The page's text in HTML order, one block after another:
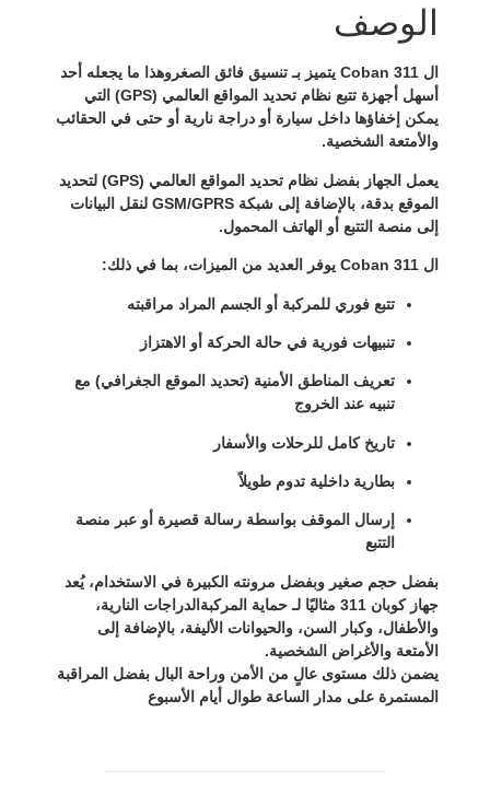
الوصف
ال Coban 311يتميز بـتنسيق فائق الصغر وهذا ما يجعله أحد
أسهل أجهزة تتبع نظام تحديد المواقع العالمي (GPS) التي
يمكن إخفاؤها داخل سيارة أو دراجة نارية أو حتى في الحقائب
والأمتعة الشخصية.
يعمل الجهاز بفضل نظام تحديد المواقع العالمي (GPS)
لتحديد
الموقع بدقة، بالإضافة إلى شبكة GSM/GPRS
لنقل البيانات
إلى منصة التتبع أو الهاتف المحمول.
ال Coban 311يوفر العديد من الميزات، بما في ذلك:
تتبع فوري للمركبة أو الجسم المراد مراقبته
تنبيهات فورية في حالة الحركة أو الاهتزاز
تعريف المناطق الأمنية (تحديد الموقع الجغرافي) مع
تنبيه عند الخروج
تاريخ كامل للرحلات والأسفار
بطارية داخلية تدوم طويلاً
إرسال الموقف بواسطة رسالة قصيرة أو عبر منصة
التتبع
بفضل حجم صغير وبفضل مرونته الكبيرة في الاستخدام، يُعد
جهاز كوبان 311 مثاليًا لـ
حماية المركبة الدراجات النارية،
والأطفال، وكبار السن، والحيوانات الأليفة، بالإضافة إلى
الأمتعة والأغراض الشخصية.
يضمن ذلك مستوى عالٍ من الأمن وراحة البال بفضل المراقبة
المستمرة على مدار الساعة طوال أيام الأسبوع